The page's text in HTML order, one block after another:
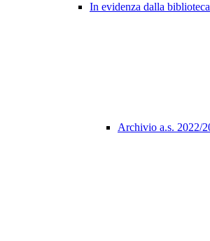
In evidenza dalla biblioteca
Archivio a.s. 2022/